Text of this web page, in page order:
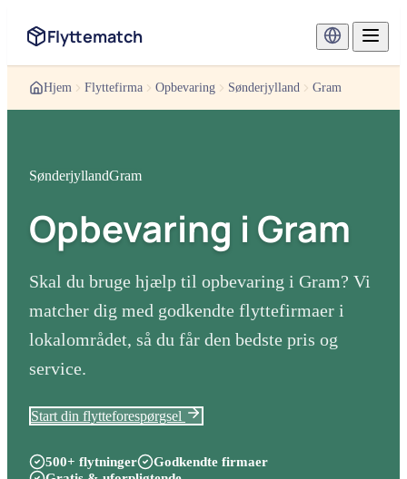
Flyttematch
Hjem Flyttefirma Opbevaring Sønderjylland Gram
SønderjyllandGram
Opbevaring i Gram
Skal du bruge hjælp til opbevaring i Gram? Vi
matcher dig med godkendte flyttefirmaer i
lokalområdet, så du får den bedste pris og
service.
Start din flytteforespørgsel
500+ flytninger
Godkendte firmaer